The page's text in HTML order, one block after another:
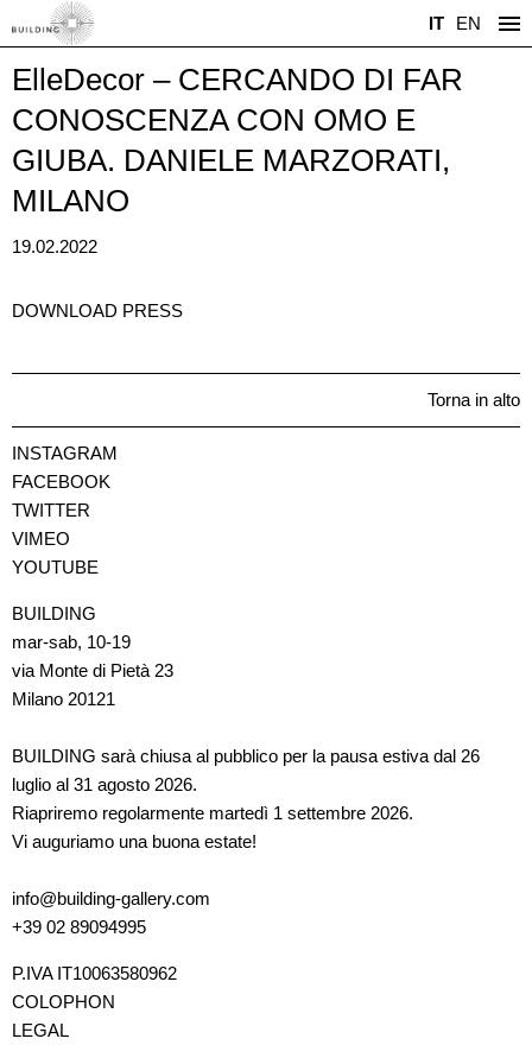
IT EN
ElleDecor – CERCANDO DI FAR
CONOSCENZA CON OMO E
GIUBA. DANIELE MARZORATI,
MILANO
19.02.2022
DOWNLOAD PRESS
Torna in alto
INSTAGRAM
FACEBOOK
TWITTER
VIMEO
YOUTUBE
BUILDING
mar-sab, 10-19
via Monte di Pietà 23
Milano 20121
BUILDING sarà chiusa al pubblico per la pausa estiva dal 26
luglio al 31 agosto 2026.
Riapriremo regolarmente martedì 1 settembre 2026.
Vi auguriamo una buona estate!
info@building-gallery.com
+39 02 89094995
P.IVA IT10063580962
COLOPHON
LEGAL